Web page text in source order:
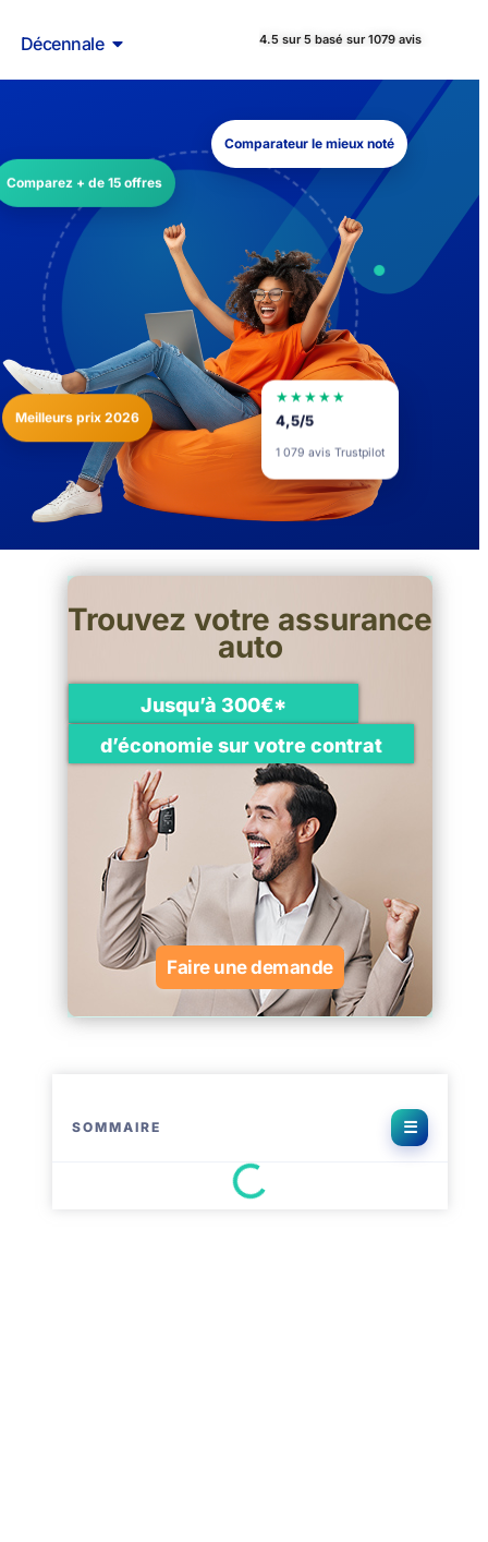
Décennale 4.5 sur 5 basé sur 1079 avis
Comparez + de 15 offres
Meilleurs prix 2026
Comparateur le mieux noté
★★★★★
4,5/5
1 079 avis Trustpilot
SOMMAIRE
Trouvez votre assurance
auto
Jusqu’à 300€*
d’économie sur votre contrat
Faire une demande